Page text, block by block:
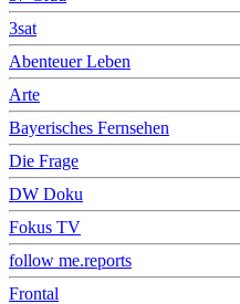
3sat
Abenteuer Leben
Arte
Bayerisches Fernsehen
Die Frage
DW Doku
Fokus TV
follow me.reports
Frontal